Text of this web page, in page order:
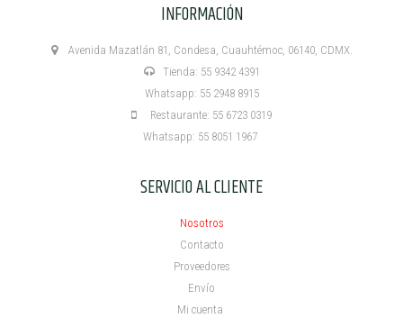
INFORMACIÓN
Avenida Mazatlán 81, Condesa, Cuauhtémoc, 06140, CDMX.
Tienda: 55 9342 4391
Whatsapp: 55 2948 8915
Restaurante: 55 6723 0319
Whatsapp: 55 8051 1967
SERVICIO AL CLIENTE
Nosotros
Contacto
Proveedores
Envío
Mi cuenta ​